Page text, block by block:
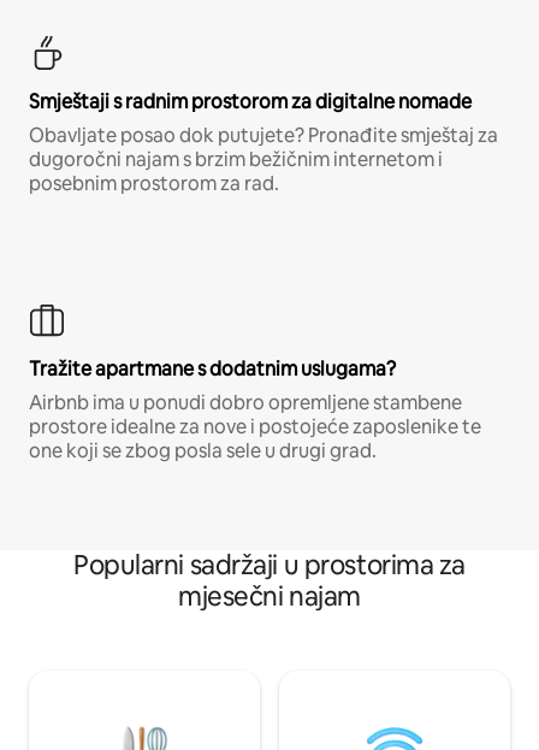
Smještaji s radnim prostorom za digitalne nomade
Obavljate posao dok putujete? Pronađite smještaj za
dugoročni najam s brzim bežičnim internetom i
posebnim prostorom za rad.
Tražite apartmane s dodatnim uslugama?
Airbnb ima u ponudi dobro opremljene stambene
prostore idealne za nove i postojeće zaposlenike te
one koji se zbog posla sele u drugi grad.
Popularni sadržaji u prostorima za
mjesečni najam